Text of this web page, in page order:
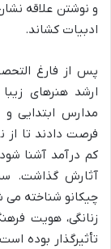
و نوشتن علاقه
ادبیات کشاند.
پس از فارغ
ارشد هنرهای
مدارس ابتدایی
فرصت دادند تا از
کم درآمد آشنا
آثارش گذاشت.
چیکانو شناخته
زنانگی، هویت
تأثیرگذار بوده